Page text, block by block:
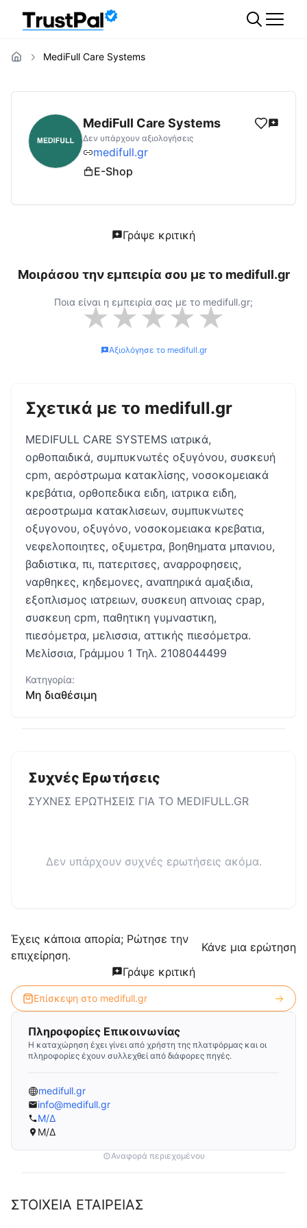
MediFull Care Systems
medifull.gr Αξιολογήσεις | Δες
MediFull Care Systems
Δεν υπάρχουν αξιολογήσεις
medifull.gr
E-Shop
Γράψε κριτική
Μοιράσου την εμπειρία σου με το medifull.gr
Ποια είναι η εμπειρία σας με το medifull.gr;
★★★★★
Αξιολόγησε το medifull.gr
Σχετικά με το medifull.gr
MEDIFULL CARE SYSTEMS ιατρικά,
ορθοπαιδικά, συμπυκνωτές οξυγόνου, συσκευή
cpm, αερόστρωμα κατακλίσης, νοσοκομειακά
κρεβάτια, ορθοπεδικα ειδη, ιατρικα ειδη,
αεροστρωμα κατακλισεων, συμπυκνωτες
οξυγονου, οξυγόνο, νοσοκομειακα κρεβατια,
νεφελοποιητες, οξυμετρα, βοηθηματα μπανιου,
βαδιστικα, πι, πατεριτσες, αναρροφησεις,
ναρθηκες, κηδεμονες, αναπηρικά αμαξιδια,
εξοπλισμος ιατρειων, συσκευη απνοιας cpap,
συσκευη cpm, παθητικη γυμναστικη,
πιεσόμετρα, μελισσια, αττικής πιεσόμετρα.
Μελίσσια, Γράμμου 1 Τηλ. 2108044499
Κατηγορία:
Μη διαθέσιμη
Συχνές Ερωτήσεις
ΣΥΧΝΕΣ ΕΡΩΤΗΣΕΙΣ ΓΙΑ ΤΟ MEDIFULL.GR
Δεν υπάρχουν συχνές ερωτήσεις ακόμα.
Έχεις κάποια απορία; Ρώτησε την
επιχείρηση.
Κάνε μια ερώτηση
Γράψε κριτική
Επίσκεψη στο medifull.gr
Πληροφορίες Επικοινωνίας
Η καταχώρηση έχει γίνει από χρήστη της πλατφόρμας και οι
πληροφορίες έχουν συλλεχθεί από διάφορες πηγές.
medifull.gr
info@medifull.gr
Μ/Δ
Μ/Δ
Αναφορά περιεχομένου
ΣΤΟΙΧΕΙΑ ΕΤΑΙΡΕΙΑΣ